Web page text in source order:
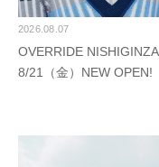
2026.08.07
OVERRIDE NISHIGINZA
8/21（金）NEW OPEN!